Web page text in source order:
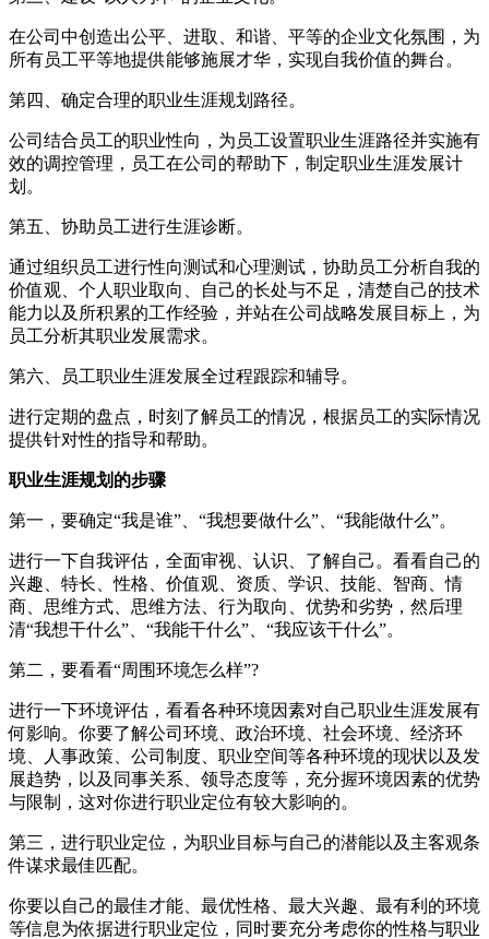
在公司中创造出公平、进取、和谐、平等的企业文化氛围，为
所有员工平等地提供能够施展才华，实现自我价值的舞台。
第四、确定合理的职业生涯规划路径。
公司结合员工的职业性向，为员工设置职业生涯路径并实施有
效的调控管理，员工在公司的帮助下，制定职业生涯发展计
划。
第五、协助员工进行生涯诊断。
通过组织员工进行性向测试和心理测试，协助员工分析自我的
价值观、个人职业取向、自己的长处与不足，清楚自己的技术
能力以及所积累的工作经验，并站在公司战略发展目标上，为
员工分析其职业发展需求。
第六、员工职业生涯发展全过程跟踪和辅导。
进行定期的盘点，时刻了解员工的情况，根据员工的实际情况
提供针对性的指导和帮助。
职业生涯规划的步骤
第一，要确定“我是谁”、“我想要做什么”、“我能做什么”。
进行一下自我评估，全面审视、认识、了解自己。看看自己的
兴趣、特长、性格、价值观、资质、学识、技能、智商、情
商、思维方式、思维方法、行为取向、优势和劣势，然后理
清“我想干什么”、“我能干什么”、“我应该干什么”。
第二，要看看“周围环境怎么样”?
进行一下环境评估，看看各种环境因素对自己职业生涯发展有
何影响。你要了解公司环境、政治环境、社会环境、经济环
境、人事政策、公司制度、职业空间等各种环境的现状以及发
展趋势，以及同事关系、领导态度等，充分握环境因素的优势
与限制，这对你进行职业定位有较大影响的。
第三，进行职业定位，为职业目标与自己的潜能以及主客观条
件谋求最佳匹配。
你要以自己的最佳才能、最优性格、最大兴趣、最有利的环境
等信息为依据进行职业定位，同时要充分考虑你的性格与职业